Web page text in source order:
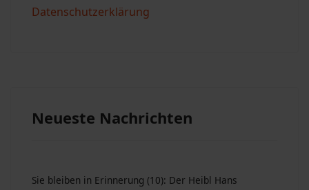
Datenschutzerklärung
Neueste Nachrichten
Sie bleiben in Erinnerung (10): Der Heibl Hans